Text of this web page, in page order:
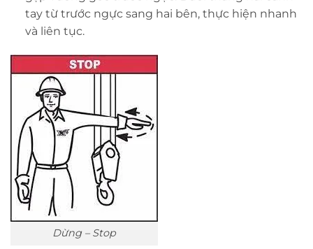
tay từ trước ngực sang hai bên, thực hiện nhanh
và liên tục.
Dừng – Stop